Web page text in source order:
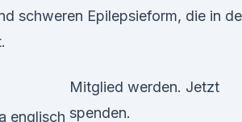
schweren Epilepsieform, die in
Mitglied werden. Jetzt
spenden.